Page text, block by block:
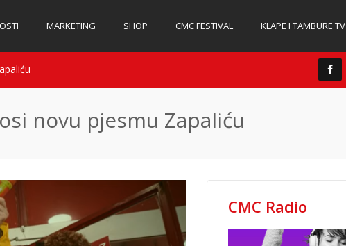
MARKETING SHOP CMC FESTIVAL KLAPE I TAMBURE TV
novu pjesmu Zapaliću
CMC Radio